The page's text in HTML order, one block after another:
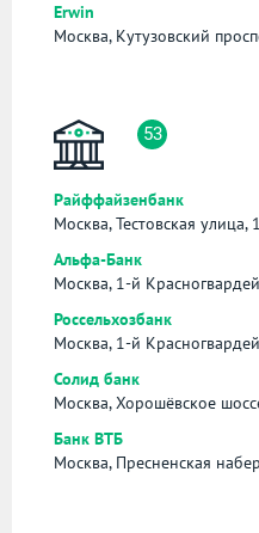
Erwin
Москва, Кутузовский
53
Райффайзенбанк
Москва, Тестовская улица,
Альфа-Банк
Москва, 1-й
Россельхозбанк
Москва, 1-й
Солид банк
Москва, Хорошёвское
Банк ВТБ
Москва, Пресненская